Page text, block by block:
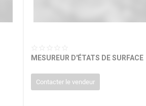
MESUREUR D'ÉTATS DE SURFACE
Contacter le vendeur